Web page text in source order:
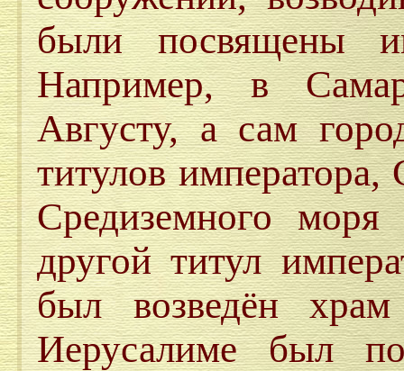
были посвящены
Например, в
Августу, а сам
титулов
Средиземного моря
другой титул
был возведён
Иерусалиме был